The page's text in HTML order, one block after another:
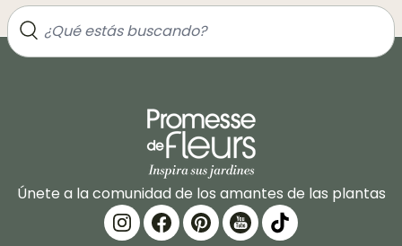
Únete a la comunidad de los amantes de las plantas